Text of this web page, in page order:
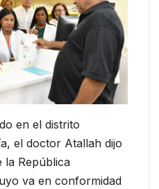
en el distrito
el doctor Atallah dijo
la República
va en conformidad